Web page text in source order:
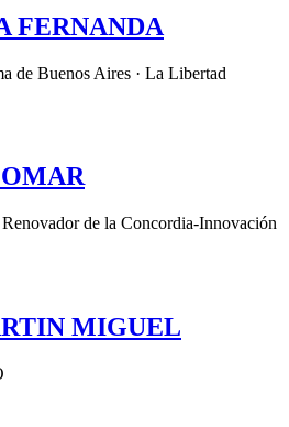
FERNANDA
de Buenos Aires · La Libertad
Renovador de la Concordia-Innovación
MIGUEL